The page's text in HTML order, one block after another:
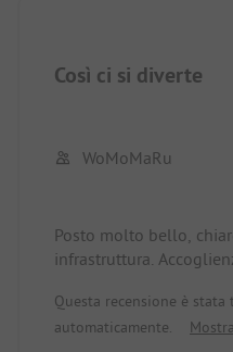
Così ci si diverte
WoMoMaRu
Posto molto bello,
infrastruttura.
Questa recensione è stata
automaticamente.